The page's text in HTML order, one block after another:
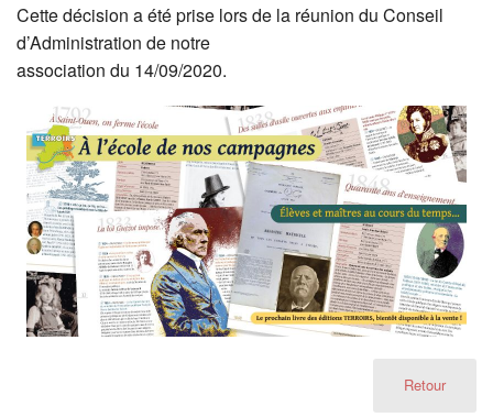
Cette décision a été prise lors de la réunion du Conseil
d’Administration de notre
association du 14/09/2020.
Retour